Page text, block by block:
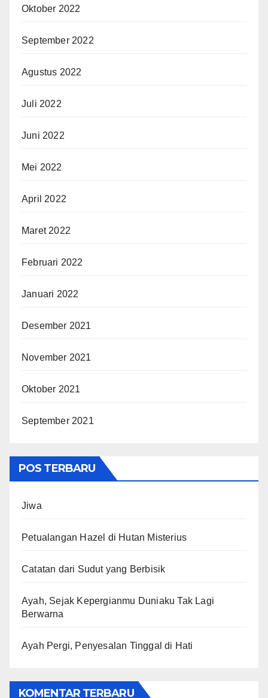
Oktober 2022
September 2022
Agustus 2022
Juli 2022
Juni 2022
Mei 2022
April 2022
Maret 2022
Februari 2022
Januari 2022
Desember 2021
November 2021
Oktober 2021
September 2021
POS TERBARU
Jiwa
Petualangan Hazel di Hutan Misterius
Catatan dari Sudut yang Berbisik
Ayah, Sejak Kepergianmu Duniaku Tak Lagi
Berwarna
Ayah Pergi, Penyesalan Tinggal di Hati
KOMENTAR TERBARU